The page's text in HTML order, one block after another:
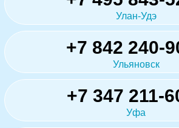
Улан-Удэ
+7 842 240-
Ульяновск
+7 347 211-
Уфа